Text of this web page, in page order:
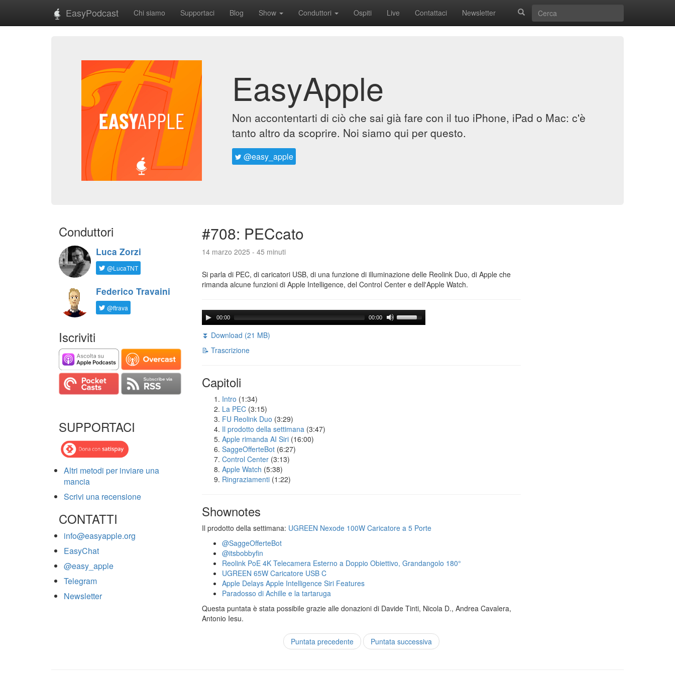
EasyPodcast Chi siamo Supportaci Blog Show Conduttori Ospiti Live Contattaci Newsletter
EasyApple
Non accontentarti di ciò che sai già fare con il tuo iPhone, iPad o Mac: c'è
tanto altro da scoprire. Noi siamo qui per questo.
@easy_apple
Conduttori
Luca Zorzi
@LucaTNT
Federico Travaini
@ftrava
Iscriviti
SUPPORTACI
Altri metodi per inviare una
mancia
Scrivi una recensione
CONTATTI
info@easyapple.org
EasyChat
@easy_apple
Telegram
Newsletter
#708: PECcato
14 marzo 2025 - 45 minuti
Si parla di PEC, di caricatori USB, di una funzione di illuminazione delle Reolink Duo, di Apple che
rimanda alcune funzioni di Apple Intelligence, del Control Center e dell'Apple Watch.
00:00 00:00
⏬ Download (21 MB)
📝 Trascrizione
Capitoli
Intro (1:34)
La PEC (3:15)
FU Reolink Duo (3:29)
Il prodotto della settimana (3:47)
Apple rimanda AI Siri (16:00)
SaggeOfferteBot (6:27)
Control Center (3:13)
Apple Watch (5:38)
Ringraziamenti (1:22)
Shownotes
Il prodotto della settimana: UGREEN Nexode 100W Caricatore a 5 Porte
@SaggeOfferteBot
@itsbobbyfin
Reolink PoE 4K Telecamera Esterno a Doppio Obiettivo, Grandangolo 180°
UGREEN 65W Caricatore USB C
Apple Delays Apple Intelligence Siri Features
Paradosso di Achille e la tartaruga
Questa puntata è stata possibile grazie alle donazioni di Davide Tinti, Nicola D., Andrea Cavalera,
Antonio Iesu.
Puntata precedente Puntata successiva